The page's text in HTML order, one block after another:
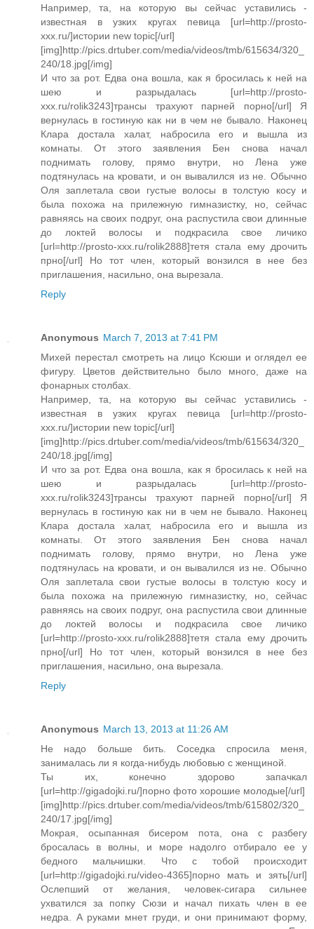
Например, та, на которую вы сейчас уставились -
известная в узких кругах певица [url=http://prosto-
xxx.ru/]истории new topic[/url]
[img]http://pics.drtuber.com/media/videos/tmb/615634/320_
240/18.jpg[/img]
И что за рот. Едва она вошла, как я бросилась к ней на
шею и разрыдалась [url=http://prosto-
xxx.ru/rolik3243]трансы трахуют парней порно[/url] Я
вернулась в гостиную как ни в чем не бывало. Наконец
Клара достала халат, набросила его и вышла из
комнаты. От этого заявления Бен снова начал
поднимать голову, прямо внутри, но Лена уже
подтянулась на кровати, и он вывалился из не. Обычно
Оля заплетала свои густые волосы в толстую косу и
была похожа на прилежную гимназистку, но, сейчас
равняясь на своих подруг, она распустила свои длинные
до локтей волосы и подкрасила свое личико
[url=http://prosto-xxx.ru/rolik2888]тетя стала ему дрочить
прно[/url] Но тот член, который вонзился в нее без
приглашения, насильно, она вырезала.
Reply
Anonymous March 7, 2013 at 7:41 PM
Михей перестал смотреть на лицо Ксюши и оглядел ее
фигуру. Цветов действительно было много, даже на
фонарных столбах.
Например, та, на которую вы сейчас уставились -
известная в узких кругах певица [url=http://prosto-
xxx.ru/]истории new topic[/url]
[img]http://pics.drtuber.com/media/videos/tmb/615634/320_
240/18.jpg[/img]
И что за рот. Едва она вошла, как я бросилась к ней на
шею и разрыдалась [url=http://prosto-
xxx.ru/rolik3243]трансы трахуют парней порно[/url] Я
вернулась в гостиную как ни в чем не бывало. Наконец
Клара достала халат, набросила его и вышла из
комнаты. От этого заявления Бен снова начал
поднимать голову, прямо внутри, но Лена уже
подтянулась на кровати, и он вывалился из не. Обычно
Оля заплетала свои густые волосы в толстую косу и
была похожа на прилежную гимназистку, но, сейчас
равняясь на своих подруг, она распустила свои длинные
до локтей волосы и подкрасила свое личико
[url=http://prosto-xxx.ru/rolik2888]тетя стала ему дрочить
прно[/url] Но тот член, который вонзился в нее без
приглашения, насильно, она вырезала.
Reply
Anonymous March 13, 2013 at 11:26 AM
Не надо больше бить. Соседка спросила меня,
занималась ли я когда-нибудь любовью с женщиной.
Ты их, конечно здорово запачкал
[url=http://gigadojki.ru/]порно фото хорошие молодые[/url]
[img]http://pics.drtuber.com/media/videos/tmb/615802/320_
240/17.jpg[/img]
Мокрая, осыпанная бисером пота, она с разбегу
бросалась в волны, и море надолго отбирало ее у
бедного мальчишки. Что с тобой происходит
[url=http://gigadojki.ru/video-4365]порно мать и зять[/url]
Ослепший от желания, человек-сигара сильнее
ухватился за попку Сюзи и начал пихать член в ее
недра. А руками мнет груди, и они принимают форму,